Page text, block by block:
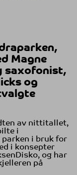
Magne
saxofonist,
og
av nittitallet,
i
i bruk for
i konsepter
og har
på